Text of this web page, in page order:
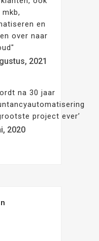
en
over naar
2021
na 30 jaar
project ever’
2020